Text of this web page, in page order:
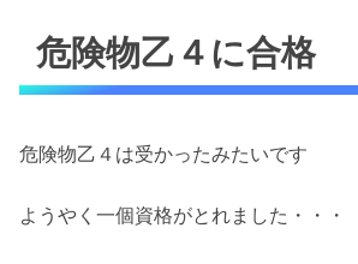
危険物乙４に合格
危険物乙４は受かったみたいです
ようやく一個資格がとれました・・・